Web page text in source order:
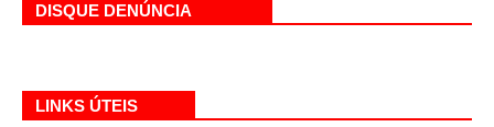
DISQUE DENÚNCIA
LINKS ÚTEIS